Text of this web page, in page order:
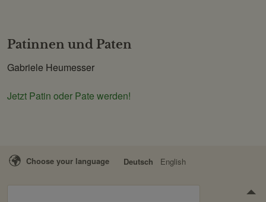
Patinnen und Paten
Gabriele Heumesser
Jetzt Patin oder Pate werden!
Choose your language Deutsch English